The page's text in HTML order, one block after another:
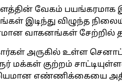
வேகம் பயங்கரமாக
இடிந்து விழுந்த
வாகனங்கள் சேற்றில்
அருகில் உள்ள செனாப்
மக்கள் குற்றம்
எண்ணிக்கையை